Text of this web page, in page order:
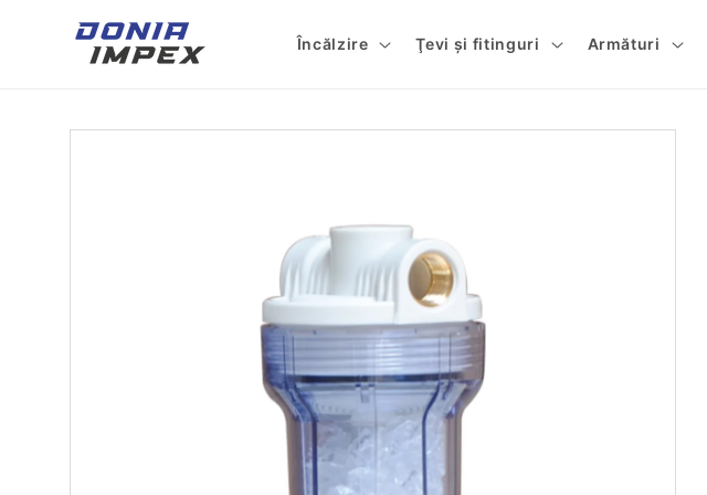
conținut
Încălzire Ţevi şi fitinguri Armături
Salt la